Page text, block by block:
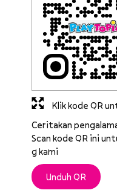
Ceritakan
Scan kode QR ini
g kami
Unduh QR
Klik kode QR